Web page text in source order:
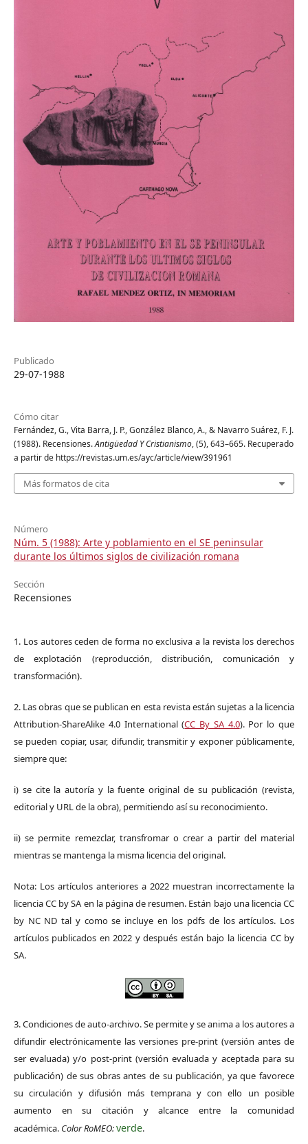
Publicado
29-07-1988
Cómo citar
Fernández, G., Vita Barra, J. P., González Blanco, A., & Navarro Suárez, F. J.
(1988). Recensiones.Antigüedad Y Cristianismo, (5), 643–665. Recuperado
a partir de https://revistas.um.es/ayc/article/view/391961
Más formatos de cita
Número
Núm. 5 (1988): Arte y poblamiento en el SE peninsular
durante los últimos siglos de civilización romana
Sección
Recensiones
1. Los autores ceden de forma no exclusiva a la revista los derechos
de explotación (reproducción, distribución, comunicación y
transformación).
2. Las obras que se publican en esta revista están sujetas a la licencia
Attribution-ShareAlike 4.0 International (CC By SA 4.0). Por lo que
se pueden copiar, usar, difundir, transmitir y exponer públicamente,
siempre que:
i) se cite la autoría y la fuente original de su publicación (revista,
editorial y URL de la obra), permitiendo así su reconocimiento.
ii) se permite remezclar, transfromar o crear a partir del material
mientras se mantenga la misma licencia del original.
Nota: Los artículos anteriores a 2022 muestran incorrectamente la
licencia CC by SA en la página de resumen. Están bajo una licencia CC
by NC ND tal y como se incluye en los pdfs de los artículos. Los
artículos publicados en 2022 y después están bajo la licencia CC by
SA.
3. Condiciones de auto-archivo. Se permite y se anima a los autores a
difundir electrónicamente las versiones pre-print (versión antes de
ser evaluada) y/o post-print (versión evaluada y aceptada para su
publicación) de sus obras antes de su publicación, ya que favorece
su circulación y difusión más temprana y con ello un posible
aumento en su citación y alcance entre la comunidad
académica. Color RoMEO:verde.